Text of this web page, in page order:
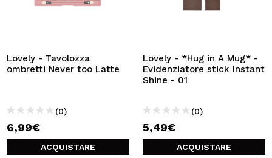
Lovely - Tavolozza
ombretti Never too Latte
(0)
6,99€
ACQUISTARE
Lovely - *Hug in A Mug* -
Evidenziatore stick Instant
Shine - 01
(0)
5,49€
ACQUISTARE